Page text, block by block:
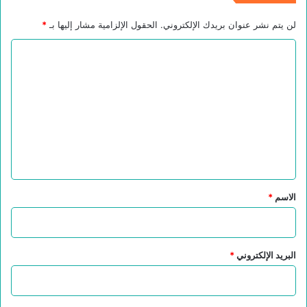
لن يتم نشر عنوان بريدك الإلكتروني. الحقول الإلزامية مشار إليها بـ*
*
الاسم *
البريد الإلكتروني*